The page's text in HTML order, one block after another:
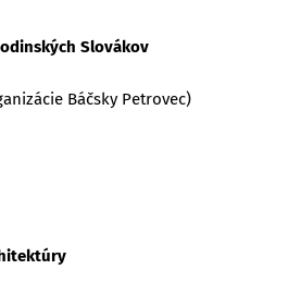
Slovákov
Báčsky Petrovec)